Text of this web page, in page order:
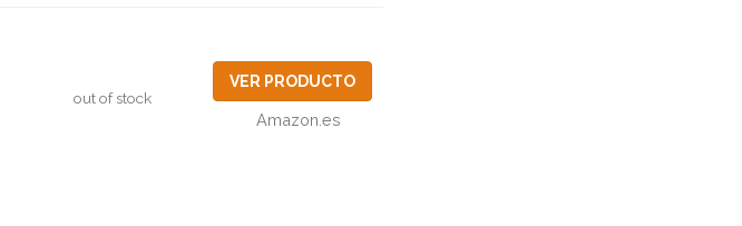
out of stock
VER PRODUCTO
Amazon.es